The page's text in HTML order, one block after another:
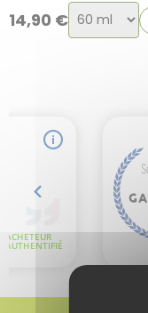
14,90 €Choix
de